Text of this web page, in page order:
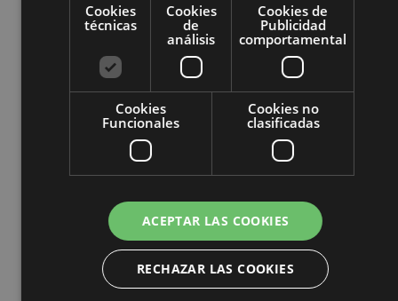
DOWNLOAD DWG
DOWNLOAD PDF
Sala de Reuniones
Cookies
técnicas
Cookies
de
análisis
Cookies de
Publicidad
comportamental
Cookies
Funcionales
Cookies no
clasificadas
ACEPTAR LAS COOKIES
RECHAZAR LAS COOKIES